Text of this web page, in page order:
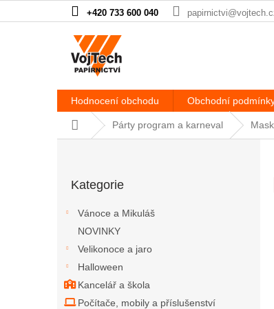
+420 733 600 040
Hodnocení obchodu Obchodní
Domů Párty program a karneval
Kategorie
Vánoce a Mikuláš
NOVINKY
Velikonoce a jaro
Halloween
Kancelář a škola
Počítače, mobily a příslušenství